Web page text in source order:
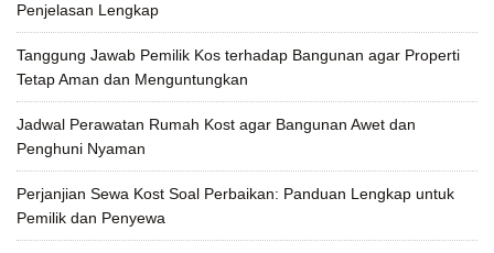
Penjelasan Lengkap
Tanggung Jawab Pemilik Kos terhadap Bangunan agar Properti
Tetap Aman dan Menguntungkan
Jadwal Perawatan Rumah Kost agar Bangunan Awet dan
Penghuni Nyaman
Perjanjian Sewa Kost Soal Perbaikan: Panduan Lengkap untuk
Pemilik dan Penyewa